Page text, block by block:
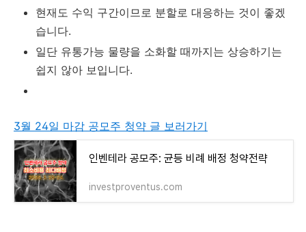
현재도 수익 구간이므로 분할로 대응하는 것이 좋겠
습니다.
일단 유통가능 물량을 소화할 때까지는 상승하기는
쉽지 않아 보입니다.
3월 24일 마감 공모주 청약 글 보러가기
인벤테라 공모주: 균등 비례 배정 청약전략
investproventus.com